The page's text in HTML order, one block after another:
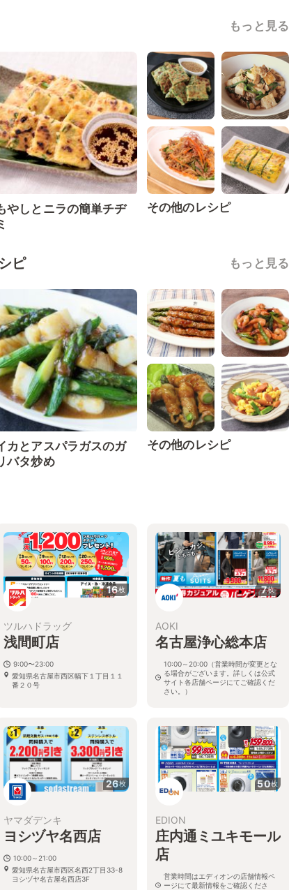
もっと見る
やしとニラの簡単チヂ
その他のレシピ
ピ もっと見る
カとアスパラガスのガ
バタ炒め
その他のレシピ
16枚
ツルハドラッグ
浅間町店
9:00〜23:00
愛知県名古屋市西区幅下１丁目１１
番２０号
7枚
AOKI
名古屋浄心総本店
10:00～20:00（営業時間が変更とな
る場合がございます。詳しくは公式
サイト各店舗ページにてご確認くだ
さい。）
26枚
ヤマダデンキ
ヨシヅヤ名西店
10:00～21:00
愛知県名古屋市西区名西2丁目33-8
ヨシヅヤ名古屋名西店3F
50枚
EDION
庄内通ミユキモール
店
営業時間はエディオンの店舗情報ペ
ージにて最新情報をご確認くださ